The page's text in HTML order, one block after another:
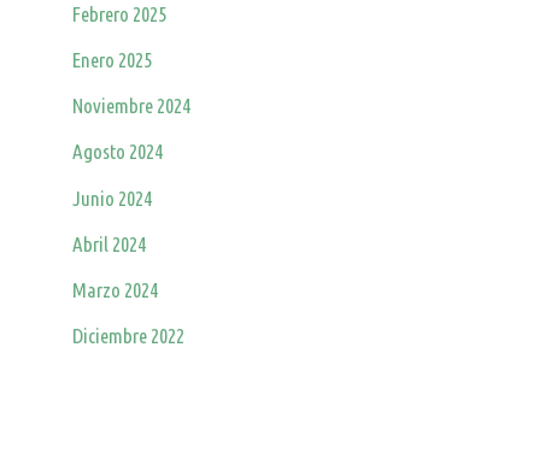
Febrero 2025
Enero 2025
Noviembre 2024
Agosto 2024
Junio 2024
Abril 2024
Marzo 2024
Diciembre 2022